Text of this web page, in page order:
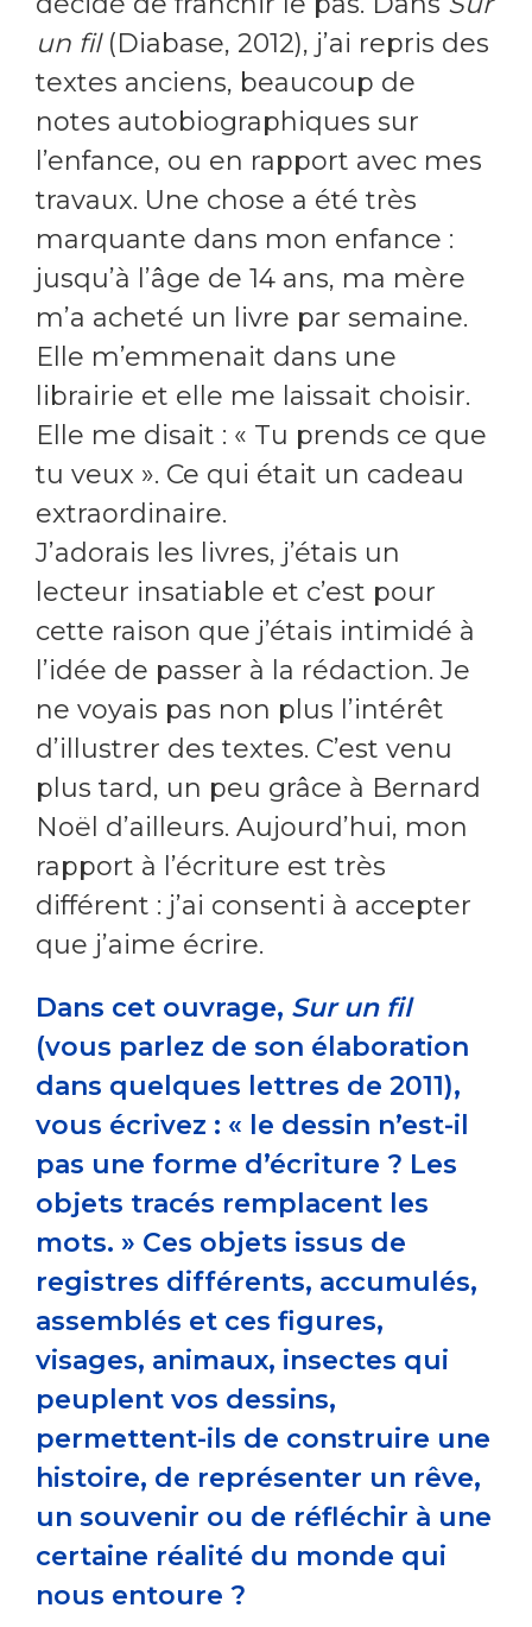
un fil(Diabase, 2012), j’ai repris des
textes anciens, beaucoup de
notes autobiographiques sur
l’enfance, ou en rapport avec mes
travaux. Une chose a été très
marquante dans mon enfance :
jusqu’à l’âge de 14 ans, ma mère
m’a acheté un livre par semaine.
Elle m’emmenait dans une
librairie et elle me laissait choisir.
Elle me disait : « Tu prends ce que
tu veux ». Ce qui était un cadeau
extraordinaire.
J’adorais les livres, j’étais un
lecteur insatiable et c’est pour
cette raison que j’étais intimidé à
l’idée de passer à la rédaction. Je
ne voyais pas non plus l’intérêt
d’illustrer des textes. C’est venu
plus tard, un peu grâce à Bernard
Noël d’ailleurs. Aujourd’hui, mon
rapport à l’écriture est très
différent : j’ai consenti à accepter
que j’aime écrire.
Dans cet ouvrage, Sur un fil
(vous parlez de son élaboration
dans quelques lettres de 2011),
vous écrivez : « le dessin n’est-il
pas une forme d’écriture ? Les
objets tracés remplacent les
mots. » Ces objets issus de
registres différents, accumulés,
assemblés et ces figures,
visages, animaux, insectes qui
peuplent vos dessins,
permettent-ils de construire une
histoire, de représenter un rêve,
un souvenir ou de réfléchir à une
certaine réalité du monde qui
nous entoure ?